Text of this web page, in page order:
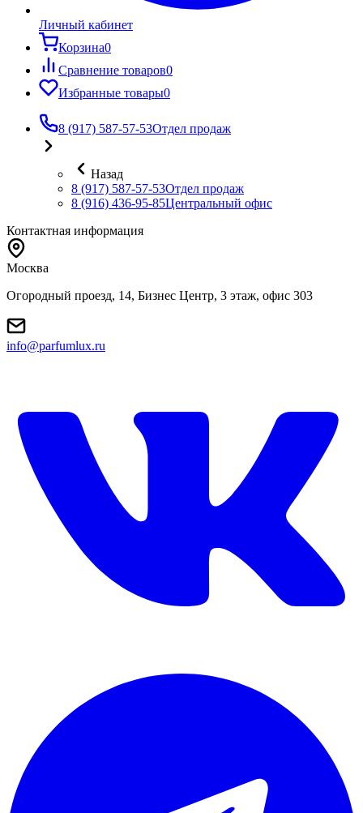
Личный кабинет
Корзина0
Сравнение товаров0
Избранные товары0
8 (917) 587-57-53Отдел продаж
Назад
8 (917) 587-57-53Отдел продаж
8 (916) 436-95-85Центральный офис
Контактная информация
Москва
Огородный проезд, 14, Бизнес Центр, 3 этаж, офис 303
info@parfumlux.ru